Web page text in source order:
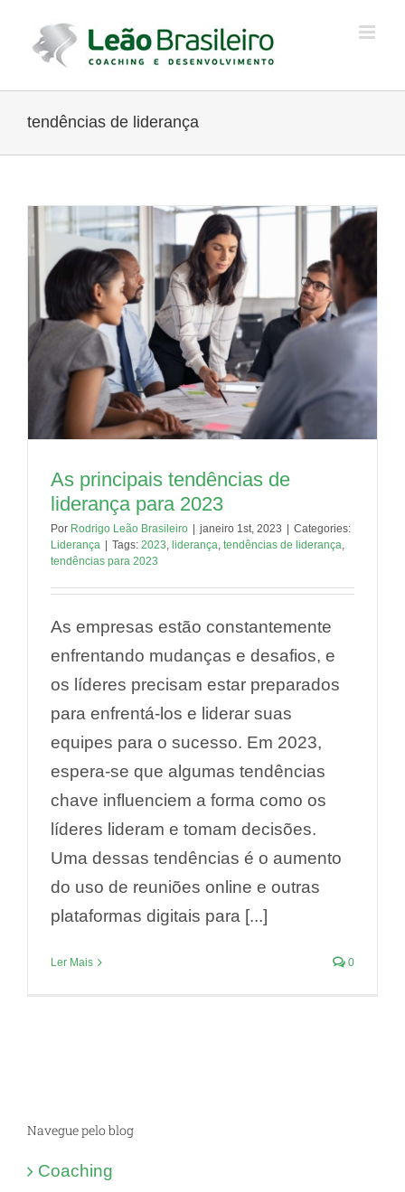
para
tendências de liderança
As principais tendências de
liderança para 2023
Por Rodrigo Leão Brasileiro | janeiro 1st, 2023 | Categories:
Liderança | Tags: 2023 liderança tendências de liderança
tendências para 2023
As empresas estão constantemente
enfrentando mudanças e desafios, e
os líderes precisam estar preparados
para enfrentá-los e liderar suas
equipes para o sucesso. Em 2023,
espera-se que algumas tendências
chave influenciem a forma como os
líderes lideram e tomam decisões.
Uma dessas tendências é o aumento
do uso de reuniões online e outras
plataformas digitais para [...]
Ler Mais 0
Navegue pelo blog
Coaching